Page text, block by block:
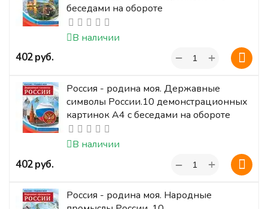
беседами на обороте
В наличии
‍402‍руб. +
−
Россия - родина моя. Державные
символы России.10 демонстрационных
картинок А4 с беседами на обороте
В наличии
‍402‍руб. +
−
Россия - родина моя. Народные